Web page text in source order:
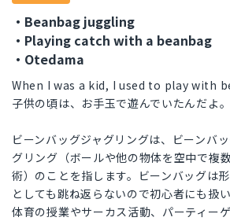
・Beanbag juggling
・Playing catch with a beanbag
・Otedama
When I was a kid, I used to play with
子供の頃は、お手玉で遊んでいたんだよ。
ビーンバッグジャグリングは、ビーンバ
グリング（ボールや他の物体を空中で複
術）のことを指します。ビーンバッグは
としても跳ね返らないので初心者にも扱
体育の授業やサーカス活動、パーティー